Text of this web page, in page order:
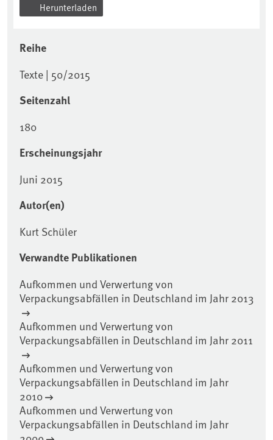
Herunterladen
Reihe
Texte | 50/2015
Seitenzahl
180
Erscheinungsjahr
Juni 2015
Autor(en)
Kurt Schüler
Verwandte Publikationen
Aufkommen und Verwertung von
Verpackungsabfällen in Deutschland im Jahr 2013
Aufkommen und Verwertung von
Verpackungsabfällen in Deutschland im Jahr 2011
Aufkommen und Verwertung von
Verpackungsabfällen in Deutschland im Jahr
2010
Aufkommen und Verwertung von
Verpackungsabfällen in Deutschland im Jahr